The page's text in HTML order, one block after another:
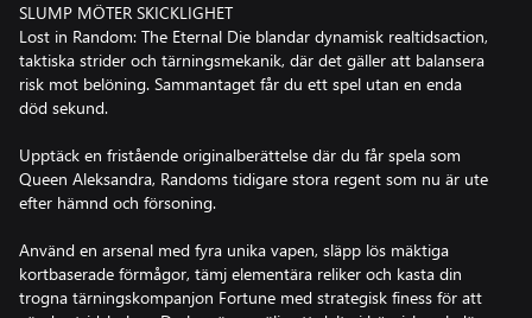
SLUMP MÖTER SKICKLIGHET
Lost in Random: The Eternal Die blandar dynamisk realtidsaction,
taktiska strider och tärningsmekanik, där det gäller att balansera
risk mot belöning. Sammantaget får du ett spel utan en enda
död sekund.
Upptäck en fristående originalberättelse där du får spela som
Queen Aleksandra, Randoms tidigare stora regent som nu är ute
efter hämnd och försoning.
Använd en arsenal med fyra unika vapen, släpp lös mäktiga
kortbaserade förmågor, tämj elementära reliker och kasta din
trogna tärningskompanjon Fortune med strategisk finess för att